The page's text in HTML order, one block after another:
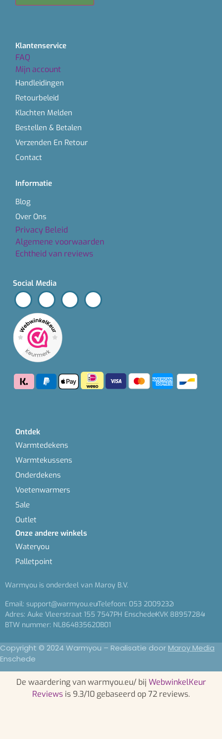
Klantenservice
FAQ
Mijn account
Handleidingen
Retourbeleid
Klachten Melden
Bestellen & Betalen
Verzenden En Retour
Contact
Informatie
Blog
Over Ons
Privacy Beleid
Algemene voorwaarden
Echtheid van reviews
Social Media
Ontdek
Warmtedekens
Warmtekussens
Onderdekens
Voetenwarmers
Sale
Outlet
Onze andere winkels
Wateryou
Palletpoint
Warmyou is onderdeel van Maroy B.V.
Email: support@warmyou.euTelefoon: 053 2009232
Adres: Auke Vleerstraat 155 7547PH EnschedeKVK 88957284
BTW nummer: NL864835620B01
Copyright © 2024 Warmyou – Realisatie doorMaroy Media
Enschede
De waardering van warmyou.eu/ bij WebwinkelKeur
Reviews is 9.3/10 gebaseerd op 72 reviews.